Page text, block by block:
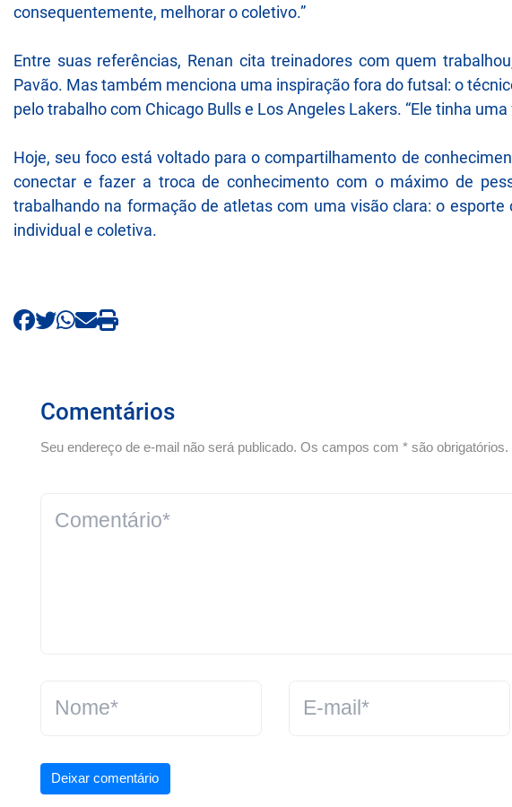
consequentemente, melhorar o coletivo.”
Entre suas referências, Renan cita treinadores com quem
Pavão. Mas também menciona uma inspiração fora do futsal: o
pelo trabalho com Chicago Bulls e Los Angeles Lakers. “Ele tinha
Hoje, seu foco está voltado para o compartilhamento de
conectar e fazer a troca de conhecimento com o máximo de
trabalhando na formação de atletas com uma visão clara: o
individual e coletiva.
Comentários
Seu endereço de e-mail não será publicado. Os campos com * são obrigatórios.
Deixar comentário